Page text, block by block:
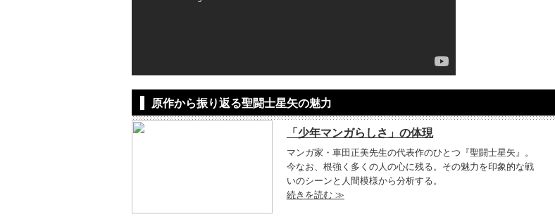
原作から振り返る聖闘士星矢の魅力
「少年マンガらしさ」の体現
マンガ家・車田正美先生の代表作のひとつ『聖闘士星矢』。
今なお、根強く多くの人の心に残る。その魅力を印象的な戦
いのシーンと人間模様から分析する。
続きを読む ≫